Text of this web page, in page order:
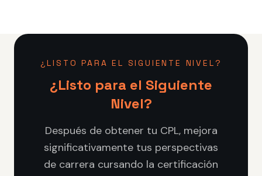
¿LISTO PARA EL SIGUIENTE NIVEL?
¿Listo para el Siguiente
Nivel?
Después de obtener tu CPL, mejora
significativamente tus perspectivas
de carrera cursando la certificación